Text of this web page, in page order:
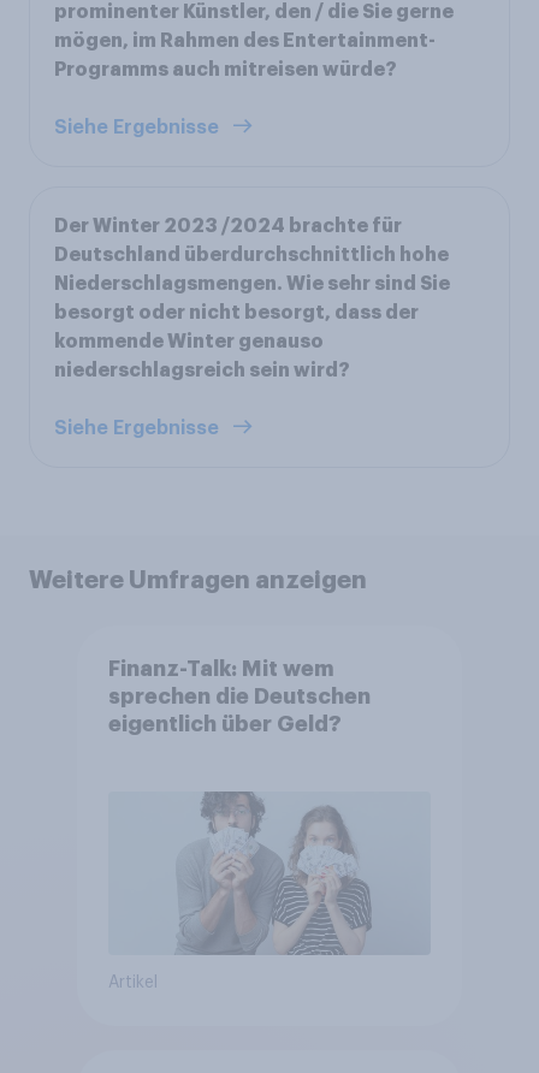
prominenter Künstler, den / die Sie gerne
mögen, im Rahmen des Entertainment-
Programms auch mitreisen würde?
Siehe Ergebnisse
Der Winter 2023 /2024 brachte für
Deutschland überdurchschnittlich hohe
Niederschlagsmengen. Wie sehr sind Sie
besorgt oder nicht besorgt, dass der
kommende Winter genauso
niederschlagsreich sein wird?
Siehe Ergebnisse
Weitere Umfragen anzeigen
Finanz-Talk: Mit wem
sprechen die Deutschen
eigentlich über Geld?
Artikel